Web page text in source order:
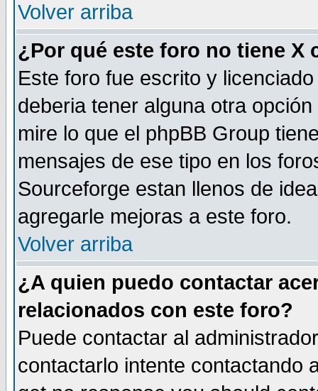
Volver arriba
¿Por qué este foro no tiene X
Este foro fue escrito y
deberia tener alguna otra
mire lo que el phpBB Group
mensajes de ese tipo en los
Sourceforge estan llenos de
agregarle mejoras a este foro.
Volver arriba
¿A quien puedo contactar
relacionados con este foro?
Puede contactar al
contactarlo intente contactando